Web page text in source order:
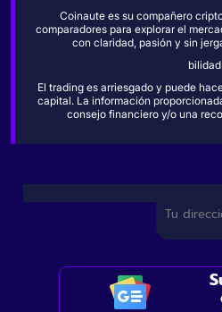
Coinaute es su compañero
comparadores para explorar el
con claridad, pasión y sin
El trading es arriesgado y puede
capital. La información
consejo financiero y/o una